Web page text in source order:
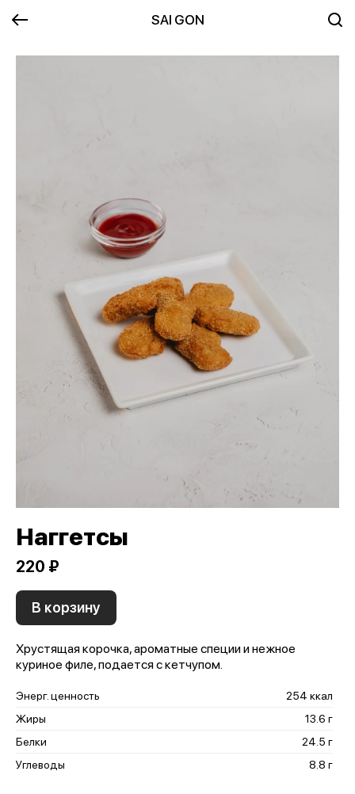
SAI GON
Наггетсы
220 ₽
В корзину
Хрустящая корочка, ароматные специи и нежное
куриное филе, подается с кетчупом.
Энерг. ценность
254 ккал
Жиры
13.6 г
Белки
24.5 г
Углеводы
8.8 г